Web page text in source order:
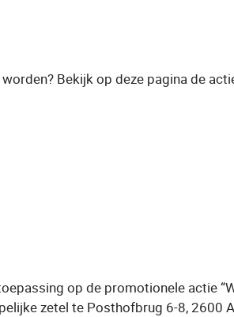
Bekijk op deze pagina de
op de promotionele actie
zetel te Posthofbrug 6-8, 2600